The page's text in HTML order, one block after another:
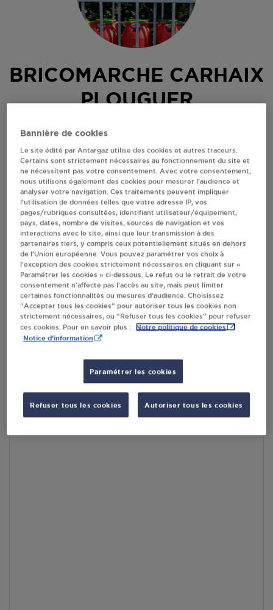
BRICOMARCHE CARHAIX
PLOUGUER
PONT DAOULAS
29270CARHAIX PLOUGUER
Revendeur de bouteilles de gaz
S'Y RENDRE
AFFICHER LE TÉLÉPHONE
RECEVOIR LES COORDONNÉES DU REVENDEUR
En cliquant sur « S’y rendre », j’autorise le traitement
d’informations (dont mon adresse IP) et leur transfert hors UE
par Google Maps afin d’afficher la carte.
En savoir plus
Accès
Bannière de cookies
Le site édité par Antargaz utilise des cookies et autres traceurs.
Certains sont strictement nécessaires au fonctionnement du site et
ne nécessitent pas votre consentement. Avec votre consentement,
nous utilisons également des cookies pour mesurer l’audience et
analyser votre navigation. Ces traitements peuvent impliquer
l’utilisation de données telles que votre adresse IP, vos
pages/rubriques consultées, identifiant utilisateur/équipement,
pays, dates, nombre de visites, sources de navigation et vos
interactions avec le site, ainsi que leur transmission à des
partenaires tiers, y compris ceux potentiellement situés en dehors
de l’Union européenne. Vous pouvez paramétrer vos choix à
l’exception des cookies strictement nécessaires en cliquant sur «
Paramétrer les cookies » ci-dessous. Le refus ou le retrait de votre
consentement n’affecte pas l’accès au site, mais peut limiter
certaines fonctionnalités ou mesures d’audience. Choisissez
“Accepter tous les cookies” pour autoriser tous les cookies non
strictement nécessaires, ou “Refuser tous les cookies” pour refuser
ces cookies. Pour en savoir plus :
Notre politique de cookies
Notice d'information
Paramétrer les cookies
Refuser tous les cookies Autoriser tous les cookies